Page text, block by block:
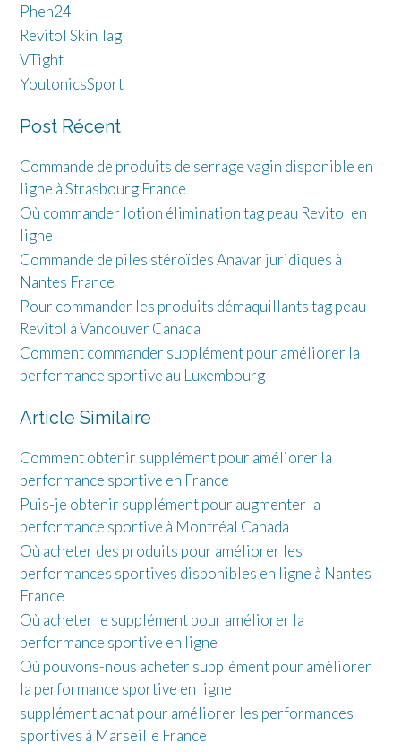
Phen24
Revitol Skin Tag
VTight
YoutonicsSport
Post Récent
Commande de produits de serrage vagin disponible en
ligne à Strasbourg France
Où commander lotion élimination tag peau Revitol en
ligne
Commande de piles stéroïdes Anavar juridiques à
Nantes France
Pour commander les produits démaquillants tag peau
Revitol à Vancouver Canada
Comment commander supplément pour améliorer la
performance sportive au Luxembourg
Article Similaire
Comment obtenir supplément pour améliorer la
performance sportive en France
Puis-je obtenir supplément pour augmenter la
performance sportive à Montréal Canada
Où acheter des produits pour améliorer les
performances sportives disponibles en ligne à Nantes
France
Où acheter le supplément pour améliorer la
performance sportive en ligne
Où pouvons-nous acheter supplément pour améliorer
la performance sportive en ligne
supplément achat pour améliorer les performances
sportives à Marseille France